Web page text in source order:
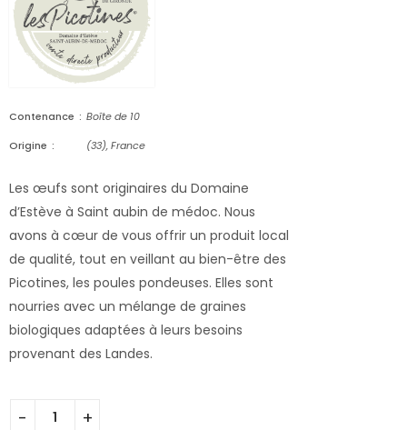
Contenance
Boîte de 10
Origine
(33), France
Les œufs sont originaires du Domaine
d’Estève à Saint aubin de médoc. Nous
avons à cœur de vous offrir un produit local
de qualité, tout en veillant au bien-être des
Picotines, les poules pondeuses. Elles sont
nourries avec un mélange de graines
biologiques adaptées à leurs besoins
provenant des Landes.